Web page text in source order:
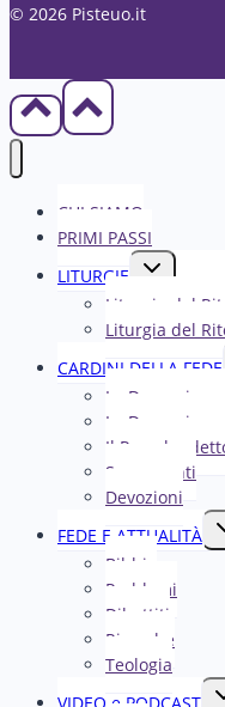
© 2026 Pisteuo.it
CHI SIAMO
PRIMI PASSI
LITURGIE
Alterna
figlio
Liturgia del
Liturgia del
CARDINI DELLA FEDE
La Domenica
La Domenica
Il Papa ha
Sacramenti
Devozioni
FEDE E ATTUALITÀ
Bibbia
Problemi
Dibattiti
Ricerche
Teologia